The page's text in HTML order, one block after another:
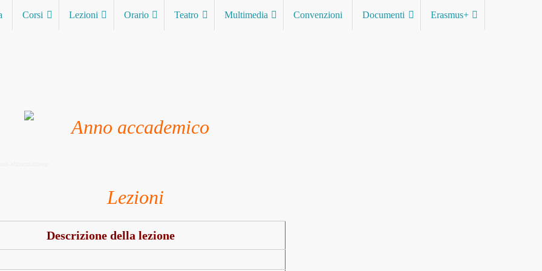
Corsi Lezioni Orario Teatro Multimedia Convenzioni Documenti Erasmus+
Lezioni
Descrizione della lezione